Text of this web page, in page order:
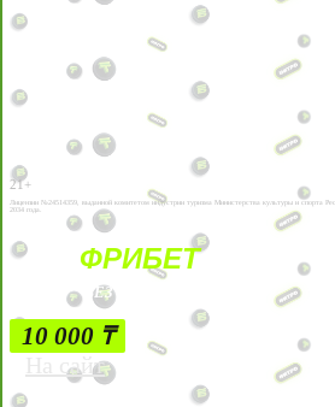
21+
Лицензии №24514359, выданной комитетом индустрии туризма Министерства культуры и спорта
2034 года.
ФРИБЕТ
БЕЗ УСЛОВИЙ
10 000 ₸
На сайт